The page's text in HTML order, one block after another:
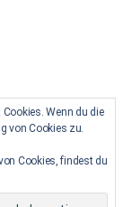
Eine
Wenn du die
von Cookies zu.
Cookies, findest du